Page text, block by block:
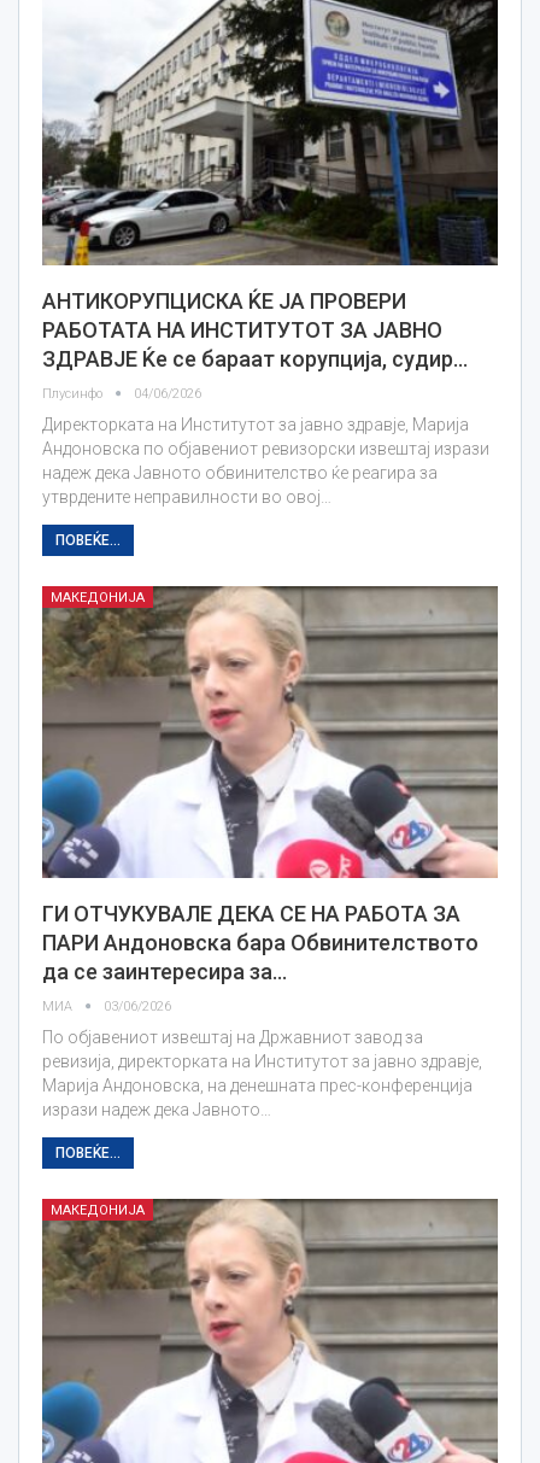
АНТИКОРУПЦИСКА ЌЕ ЈА ПРОВЕРИ
РАБОТАТА НА ИНСТИТУТОТ ЗА ЈАВНО
ЗДРАВЈЕ Ќе се бараат корупција, судир…
Плусинфо 04/06/2026
Директорката на Институтот за јавно здравје, Марија
Андоновска по објавениот ревизорски извештај изрази
надеж дека Јавното обвинителство ќе реагира за
утврдените неправилности во овој…
ПОВЕЌЕ...
МАКЕДОНИЈА
ГИ ОТЧУКУВАЛЕ ДЕКА СЕ НА РАБОТА ЗА
ПАРИ Андоновска бара Обвинителството
да се заинтересира за…
МИА 03/06/2026
По објавениот извештај на Државниот завод за
ревизија, директорката на Институтот за јавно здравје,
Марија Андоновска, на денешната прес-конференција
изрази надеж дека Јавното…
ПОВЕЌЕ...
МАКЕДОНИЈА